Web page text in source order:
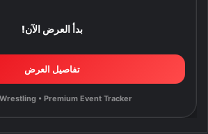
بدأ العرض الآن!
تفاصيل العرض
• Premium Event Tracker